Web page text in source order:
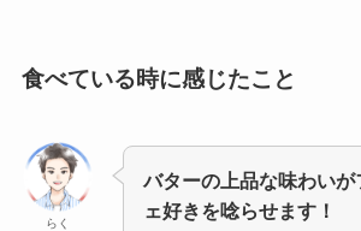
食べている時に感じたこと
らく
バターの上品な味わいが
ェ好きを唸らせます！